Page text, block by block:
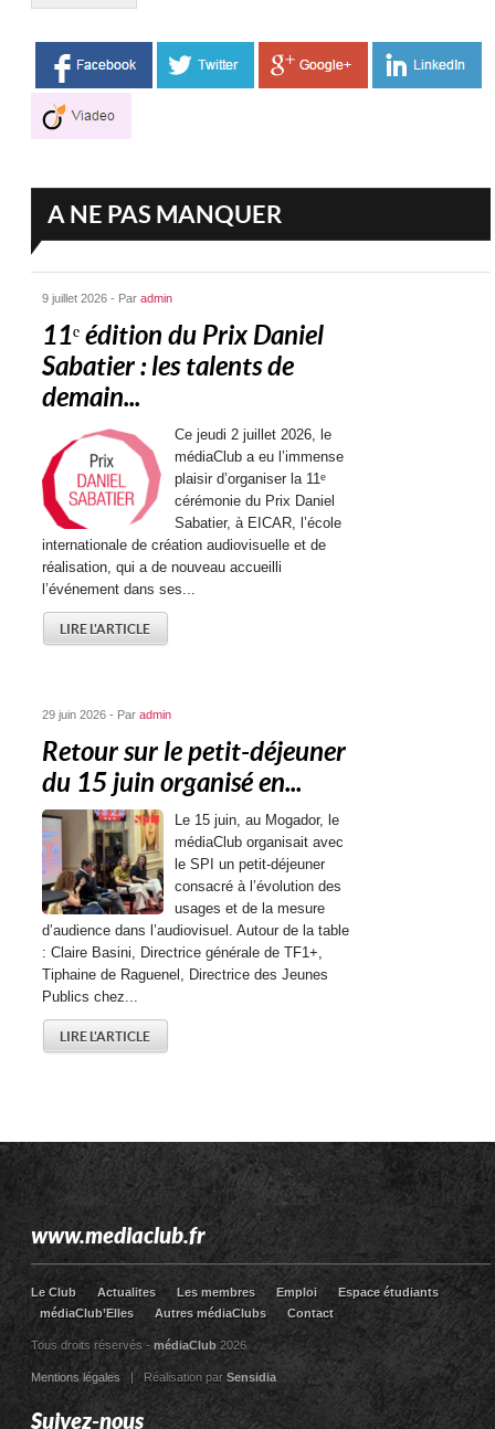
A NE PAS MANQUER
9 juillet 2026 - Paradmin
11ᵉ édition du Prix Daniel
Sabatier : les talents de
demain...
Ce jeudi 2 juillet 2026, le
médiaClub a eu l’immense
plaisir d’organiser la 11ᵉ
cérémonie du Prix Daniel
Sabatier, à EICAR, l’école
internationale de création audiovisuelle et de
réalisation, qui a de nouveau accueilli
l’événement dans ses...
LIRE L'ARTICLE
29 juin 2026 - Paradmin
Retour sur le petit-déjeuner
du 15 juin organisé en...
Le 15 juin, au Mogador, le
médiaClub organisait avec
le SPI un petit-déjeuner
consacré à l’évolution des
usages et de la mesure
d’audience dans l’audiovisuel. Autour de la table
: Claire Basini, Directrice générale de TF1+,
Tiphaine de Raguenel, Directrice des Jeunes
Publics chez...
LIRE L'ARTICLE
www.mediaclub.fr
Le Club Actualites Les membres Emploi
Espace étudiants
médiaClub’Elles
Autres médiaClubs Contact
Tous droits réservés -médiaClub 2026
Mentions légales| Réalisation parSensidia
Suivez-nous